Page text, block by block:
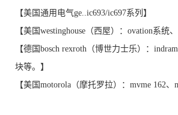
【美国通用电气ge..ic693/ic697系列】
【美国westinghouse（西屋）：ovation系统
【德国bosch rexroth（博世力士乐）：
块等。】
【美国motorola（摩托罗拉）：mvme 162